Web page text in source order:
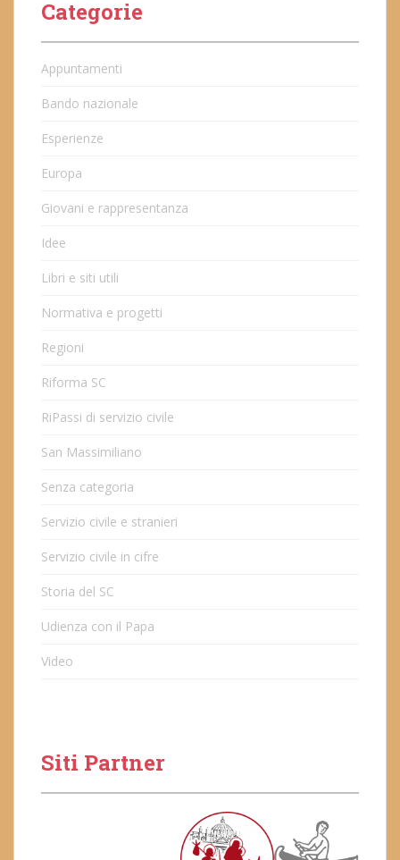
Categorie
Appuntamenti
Bando nazionale
Esperienze
Europa
Giovani e rappresentanza
Idee
Libri e siti utili
Normativa e progetti
Regioni
Riforma SC
RiPassi di servizio civile
San Massimiliano
Senza categoria
Servizio civile e stranieri
Servizio civile in cifre
Storia del SC
Udienza con il Papa
Video
Siti Partner